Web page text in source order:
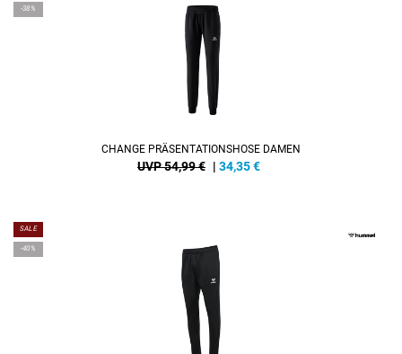
-38%
CHANGE PRÄSENTATIONSHOSE DAMEN
UVP 54,99 € | 34,35€
SALE
-40%